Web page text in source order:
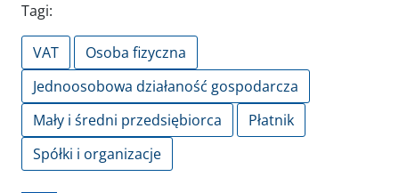
Tagi:
VAT
Osoba fizyczna
Jednoosobowa działaność gospodarcza
Mały i średni przedsiębiorca
Płatnik
Spółki i organizacje